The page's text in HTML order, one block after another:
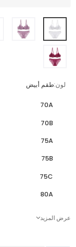
لون:طقم أبيض
70A
70B
75A
75B
75C
80A
عرض المزيد